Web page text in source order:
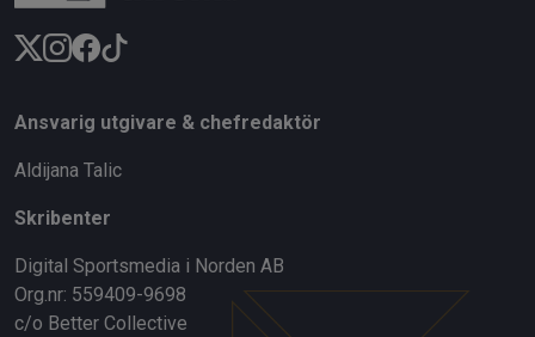
Ansvarig utgivare & chefredaktör
Aldijana Talic
Skribenter
Digital Sportsmedia i Norden AB
Org.nr: 559409-9698
c/o Better Collective